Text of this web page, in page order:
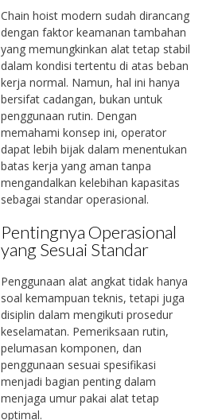
Chain hoist modern sudah dirancang
dengan faktor keamanan tambahan
yang memungkinkan alat tetap stabil
dalam kondisi tertentu di atas beban
kerja normal. Namun, hal ini hanya
bersifat cadangan, bukan untuk
penggunaan rutin. Dengan
memahami konsep ini, operator
dapat lebih bijak dalam menentukan
batas kerja yang aman tanpa
mengandalkan kelebihan kapasitas
sebagai standar operasional.
Pentingnya Operasional
yang Sesuai Standar
Penggunaan alat angkat tidak hanya
soal kemampuan teknis, tetapi juga
disiplin dalam mengikuti prosedur
keselamatan. Pemeriksaan rutin,
pelumasan komponen, dan
penggunaan sesuai spesifikasi
menjadi bagian penting dalam
menjaga umur pakai alat tetap
optimal.